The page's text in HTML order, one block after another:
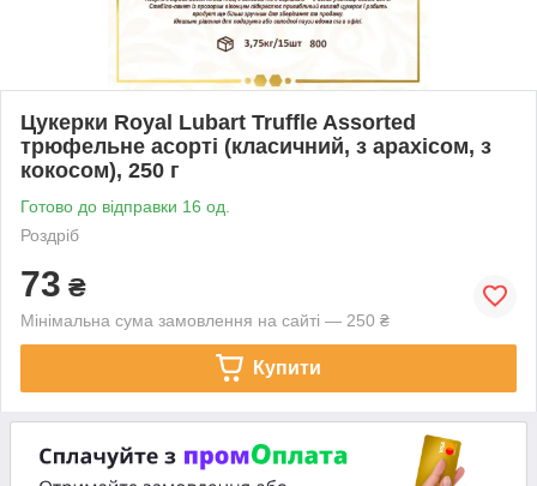
Цукерки Royal Lubart Truffle Assorted
трюфельне асорті (класичний, з арахісом, з
кокосом), 250 г
Готово до відправки 16 од.
Роздріб
73 ₴
Мінімальна сума замовлення на сайті — 250 ₴
Купити